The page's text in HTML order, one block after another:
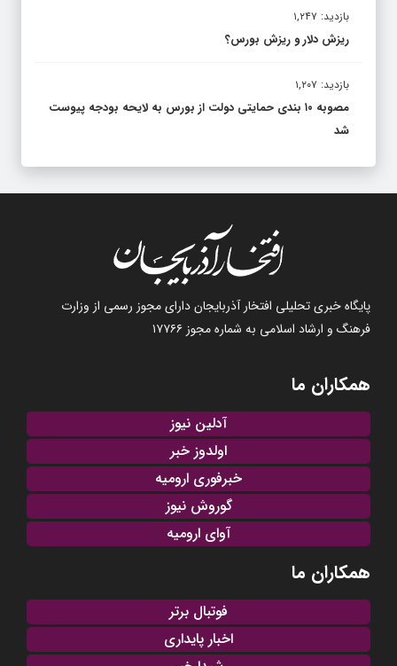
ریزش دلار و ریزش بورس؟
مصوبه ۱۰ بندی حمایتی دولت از بورس به لایحه بودجه پیوست
شد
پایگاه خبری تحلیلی افتخار آذربایجان دارای مجوز رسمی از وزارت
فرهنگ و ارشاد اسلامی به شماره مجوز ۱۷۷۶۶
اولدوز خبر
خبرفوری ارومیه
گوروش نیوز
آوای ارومیه
همکاران ما
اخبار پایداری
شیدا خبر